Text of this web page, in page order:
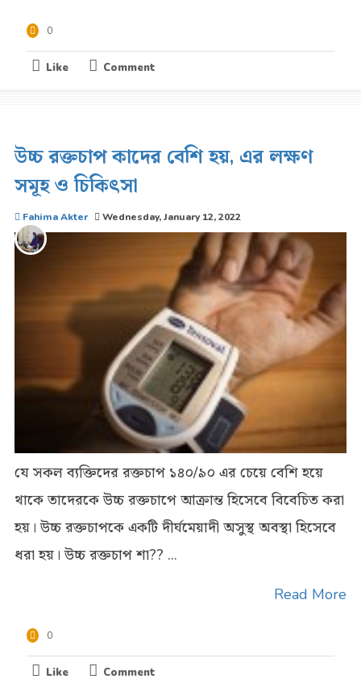
0
Like Comment
উচ্চ রক্তচাপ কাদের বেশি হয়, এর লক্ষণ
সমূহ ও চিকিৎসা
Fahima Akter Wednesday, January 12, 2022
যে সকল ব্যক্তিদের রক্তচাপ ১৪০/৯০ এর চেয়ে বেশি হয়ে
থাকে তাদেরকে উচ্চ রক্তচাপে আক্রান্ত হিসেবে বিবেচিত করা
হয়। উচ্চ রক্তচাপকে একটি দীর্ঘমেয়াদী অসুস্থ অবস্থা হিসেবে
ধরা হয়। উচ্চ রক্তচাপ শা?? ...
Read More
0
Like Comment